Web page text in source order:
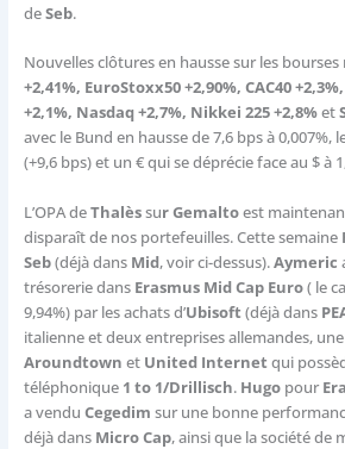
deSeb.
Nouvelles clôtures en hausse sur les bourses
+2,41%, EuroStoxx50 +2,90%, CAC40
+2,1%, Nasdaq +2,7%, Nikkei 225 +2,8%et
avec le Bund en hausse de 7,6 bps à 0,007%,
(+9,6 bps) et un € qui se déprécie face au $ à
L’OPA deThalèssur Gemaltoest
disparaît de nos portefeuilles. Cette semaine
Seb(déjà dans Mid, voir ci-dessus).Aymeric
trésorerie dans Erasmus Mid Cap Euro( le
9,94%) par les achats d’Ubisoft (déjà dans
italienne et deux entreprises allemandes,
Aroundtown et United Internet qui
téléphonique 1 to 1/Drillisch. Hugo pour
a vendu Cegedim sur une bonne
déjà dans Micro Cap, ainsi que la société de